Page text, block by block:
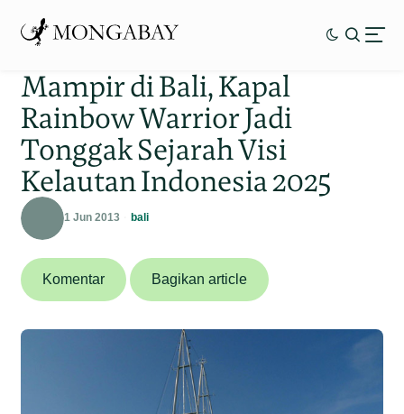
Mampir di Bali, Kapal
Rainbow Warrior Jadi
Tonggak Sejarah Visi
Kelautan Indonesia 2025
1 Jun 2013 bali
Komentar Bagikan article